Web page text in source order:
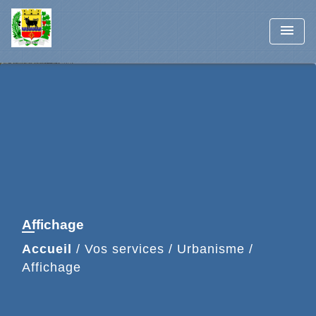
menu
Affichage
Accueil / Vos services / Urbanisme /
Affichage